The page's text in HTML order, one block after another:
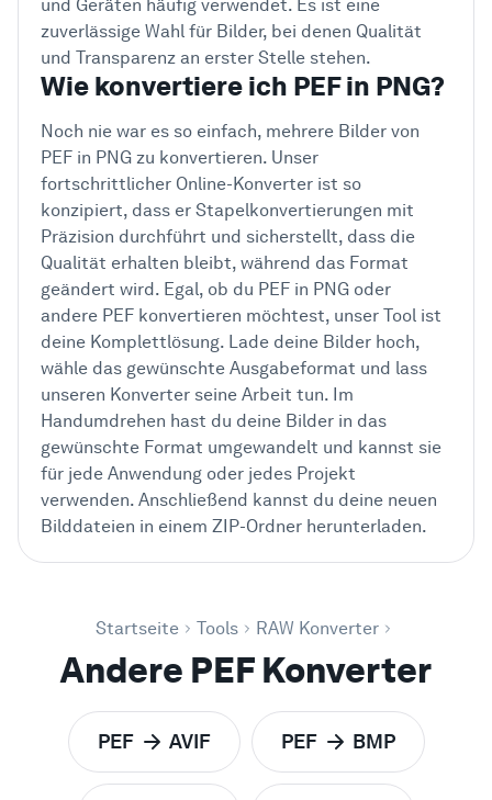
und Geräten häufig verwendet. Es ist eine
zuverlässige Wahl für Bilder, bei denen Qualität
und Transparenz an erster Stelle stehen.
Wie konvertiere ich PEF in PNG?
Noch nie war es so einfach, mehrere Bilder von
PEF in PNG zu konvertieren. Unser
fortschrittlicher Online-Konverter ist so
konzipiert, dass er Stapelkonvertierungen mit
Präzision durchführt und sicherstellt, dass die
Qualität erhalten bleibt, während das Format
geändert wird. Egal, ob du PEF in PNG oder
andere PEF konvertieren möchtest, unser Tool ist
deine Komplettlösung. Lade deine Bilder hoch,
wähle das gewünschte Ausgabeformat und lass
unseren Konverter seine Arbeit tun. Im
Handumdrehen hast du deine Bilder in das
gewünschte Format umgewandelt und kannst sie
für jede Anwendung oder jedes Projekt
verwenden. Anschließend kannst du deine neuen
Bilddateien in einem ZIP-Ordner herunterladen.
Startseite Tools RAW Konverter
Andere PEF Konverter
PEF zuAVIF PEF zuBMP